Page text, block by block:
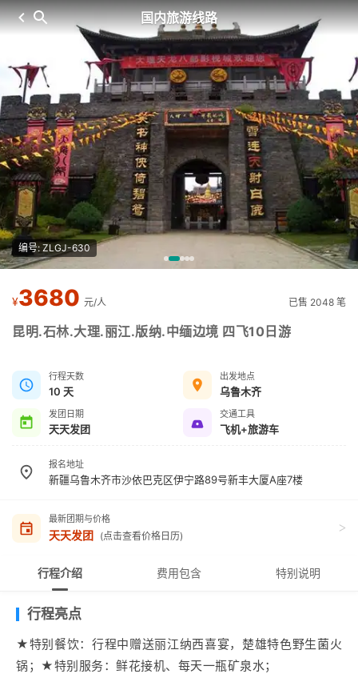
国内旅游线路
编号: ZLGJ-630
¥3680 元/人 已售 2048 笔
昆明.石林.大理.丽江.版纳.中缅边境 四飞10日游
行程天数
10 天
出发地点
乌鲁木齐
发团日期
天天发团
交通工具
飞机+旅游车
报名地址
新疆乌鲁木齐市沙依巴克区伊宁路89号新丰大厦A座7楼
最新团期与价格
天天发团 (点击查看价格日历)
>
行程介绍 费用包含 特别说明
行程亮点
★特别餐饮：行程中赠送丽江纳西喜宴，楚雄特色野生菌火
锅；★特别服务：鲜花接机、每天一瓶矿泉水；